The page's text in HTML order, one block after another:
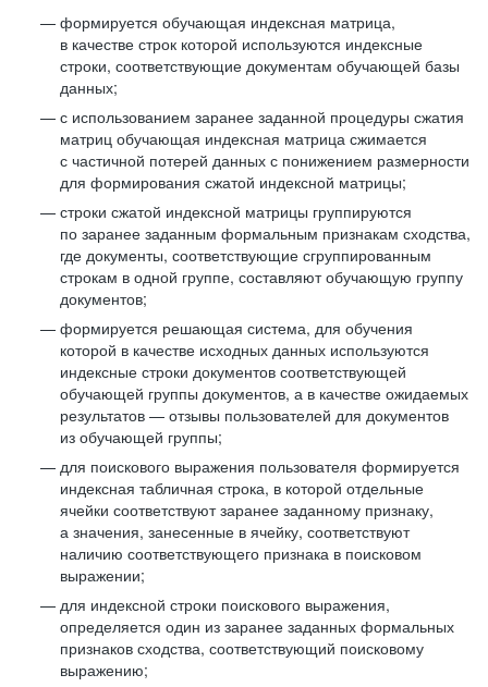
формируется обучающая индексная матрица,
в качестве строк которой используются индексные
строки, соответствующие документам обучающей базы
данных;
с использованием заранее заданной процедуры сжатия
матриц обучающая индексная матрица сжимается
с частичной потерей данных с понижением размерности
для формирования сжатой индексной матрицы;
строки сжатой индексной матрицы группируются
по заранее заданным формальным признакам сходства,
где документы, соответствующие сгруппированным
строкам в одной группе, составляют обучающую группу
документов;
формируется решающая система, для обучения
которой в качестве исходных данных используются
индексные строки документов соответствующей
обучающей группы документов, а в качестве ожидаемых
результатов — отзывы пользователей для документов
из обучающей группы;
для поискового выражения пользователя формируется
индексная табличная строка, в которой отдельные
ячейки соответствуют заранее заданному признаку,
а значения, занесенные в ячейку, соответствуют
наличию соответствующего признака в поисковом
выражении;
для индексной строки поискового выражения,
определяется один из заранее заданных формальных
признаков сходства, соответствующий поисковому
выражению;